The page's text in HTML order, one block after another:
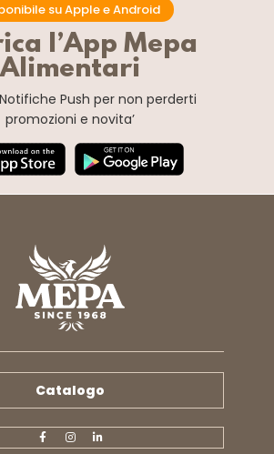
su Apple e Android
l’App Mepa
Alimentari
Push per non perderti
promozioni e novita’
Catalogo